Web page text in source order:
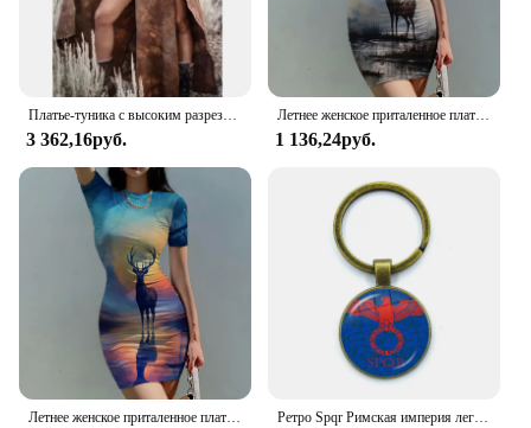
Платье-туника с высоким разрезом, соблазнительный женский костюм эльфа в стиле бохо с изображением леса, винтажный костюм для Хэллоуина, волшебника, праздничный наряд с принтом Луны
3 362,16руб.
Летнее женское приталенное платье, платье с 3D принтом оленя и Луны, красивое приталенное платье для девушек, модное приталенное платье
1 136,24руб.
Летнее женское приталенное платье, платье с 3D принтом оленя и Луны, красивое приталенное платье для девушек, модное приталенное платье Ретро Spqr Римская империя легиона стеклянная подвеска брелок ювелирные изделия Очаровательная сумка